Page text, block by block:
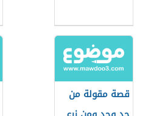
قصة مقولة من